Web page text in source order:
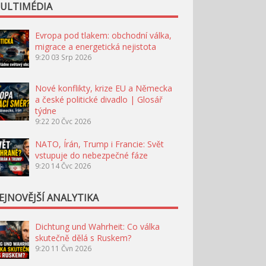
Evropa pod tlakem: obchodní válka,
migrace a energetická nejistota
9:20 03 Srp 2026
Nové konflikty, krize EU a Německa
a české politické divadlo | Glosář
týdne
9:22 20 Čvc 2026
NATO, Írán, Trump i Francie: Svět
vstupuje do nebezpečné fáze
9:20 14 Čvc 2026
ANALYTIKA
Dichtung und Wahrheit: Co válka
skutečně dělá s Ruskem?
9:20 11 Čvn 2026